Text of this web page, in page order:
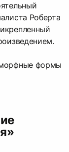
Роберта
формы